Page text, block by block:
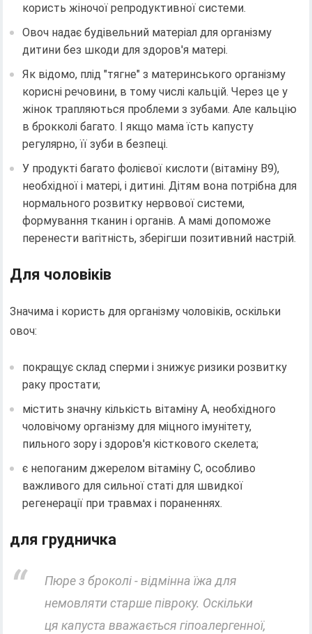
користь жіночої репродуктивної системи.
Овоч надає будівельний матеріал для організму
дитини без шкоди для здоров'я матері.
Як відомо, плід "тягне" з материнського організму
корисні речовини, в тому числі кальцій. Через це у
жінок трапляються проблеми з зубами. Але кальцію
в брокколі багато. І якщо мама їсть капусту
регулярно, її зуби в безпеці.
У продукті багато фолієвої кислоти (вітаміну B9),
необхідної і матері, і дитині. Дітям вона потрібна для
нормального розвитку нервової системи,
формування тканин і органів. А мамі допоможе
перенести вагітність, зберігши позитивний настрій.
Для чоловіків
Значима і користь для організму чоловіків, оскільки
овоч:
покращує склад сперми і знижує ризики розвитку
раку простати;
містить значну кількість вітаміну A, необхідного
чоловічому організму для міцного імунітету,
пильного зору і здоров'я кісткового скелета;
є непоганим джерелом вітаміну C, особливо
важливого для сильної статі для швидкої
регенерації при травмах і пораненнях.
для грудничка
Пюре з броколі - відмінна їжа для
немовляти старше півроку. Оскільки
ця капуста вважається гіпоалергенної,